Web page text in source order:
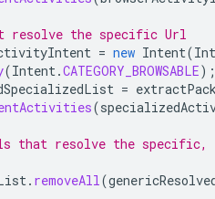
resolve the specific Url
= new Intent(
(Intent.CATEGORY_BROWSABLE);
=
(
that resolve the specific,
. removeAll(